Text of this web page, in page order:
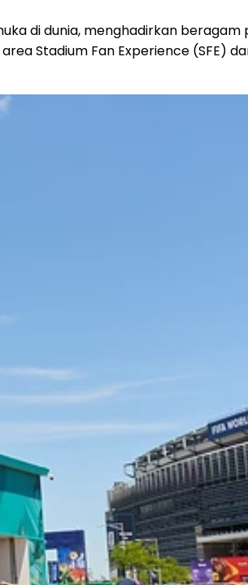
di dunia, menghadirkan
Stadium Fan Experience (SFE)